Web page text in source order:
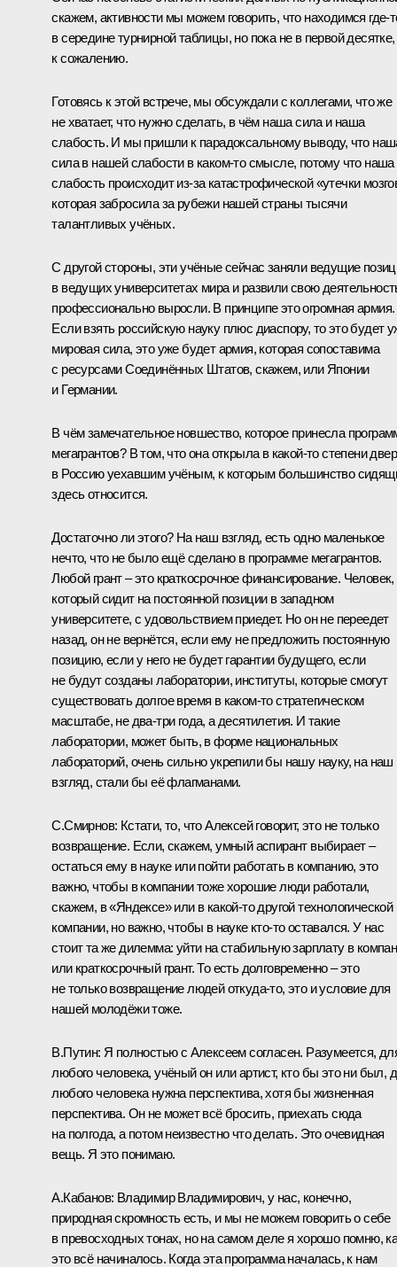
скажем, активности мы можем говорить, что находимся
в середине турнирной таблицы, но пока не в первой десятке,
к сожалению.
Готовясь к этой встрече, мы обсуждали с коллегами, что же
не хватает, что нужно сделать, в чём наша сила и наша
слабость. И мы пришли к парадоксальному выводу, что
сила в нашей слабости в каком‑то смысле, потому что наша
слабость происходит из‑за катастрофической «утечки
которая забросила за рубежи нашей страны тысячи
талантливых учёных.
С другой стороны, эти учёные сейчас заняли ведущие
в ведущих университетах мира и развили свою
профессионально выросли. В принципе это огромная армия.
Если взять российскую науку плюс диаспору, то это будет
мировая сила, это уже будет армия, которая сопоставима
с ресурсами Соединённых Штатов, скажем, или Японии
и Германии.
В чём замечательное новшество, которое принесла
мегагрантов? В том, что она открыла в какой‑то степени
в Россию уехавшим учёным, к которым большинство
здесь относится.
Достаточно ли этого? На наш взгляд, есть одно маленькое
нечто, что не было ещё сделано в программе мегагрантов.
Любой грант – это краткосрочное финансирование. Человек,
который сидит на постоянной позиции в западном
университете, с удовольствием приедет. Но он не переедет
назад, он не вернётся, если ему не предложить постоянную
позицию, если у него не будет гарантии будущего, если
не будут созданы лаборатории, институты, которые смогут
существовать долгое время в каком‑то стратегическом
масштабе, не два-три года, а десятилетия. И такие
лаборатории, может быть, в форме национальных
лабораторий, очень сильно укрепили бы нашу науку, на наш
взгляд, стали бы её флагманами.
С.Смирнов: Кстати, то, что Алексей говорит, это не только
возвращение. Если, скажем, умный аспирант выбирает –
остаться ему в науке или пойти работать в компанию, это
важно, чтобы в компании тоже хорошие люди работали,
скажем, в «Яндексе» или в какой‑то другой технологической
компании, но важно, чтобы в науке кто‑то оставался. У нас
стоит та же дилемма: уйти на стабильную зарплату в
или краткосрочный грант. То есть долговременно – это
не только возвращение людей откуда‑то, это и условие для
нашей молодёжи тоже.
В.Путин: Я полностью с Алексеем согласен. Разумеется,
любого человека, учёный он или артист, кто бы это ни был,
любого человека нужна перспектива, хотя бы жизненная
перспектива. Он не может всё бросить, приехать сюда
на полгода, а потом неизвестно что делать. Это очевидная
вещь. Я это понимаю.
А.Кабанов: Владимир Владимирович, у нас, конечно,
природная скромность есть, и мы не можем говорить о себе
в превосходных тонах, но на самом деле я хорошо помню,
это всё начиналось. Когда эта программа началась, к нам